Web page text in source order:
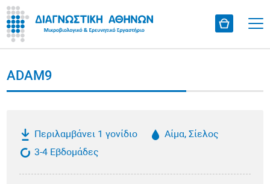
ADAM9
Περιλαμβάνει 1 γονίδιο
Αίμα, Σίελος
3-4 Εβδομάδες